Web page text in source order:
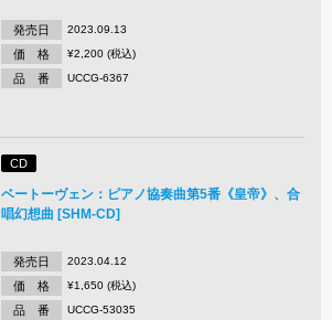
発売日 2023.09.13
価 格 ¥2,200 (税込)
品 番 UCCG-6367
CD
ベートーヴェン：ピアノ協奏曲第5番《皇帝》、合
唱幻想曲 [SHM-CD]
発売日 2023.04.12
価 格 ¥1,650 (税込)
品 番 UCCG-53035